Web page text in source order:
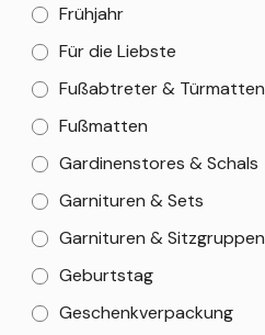
Frühjahr
Für die Liebste
Fußabtreter & Türmatten
Fußmatten
Gardinenstores & Schals
Garnituren & Sets
Garnituren & Sitzgruppen
Geburtstag
Geschenkverpackung